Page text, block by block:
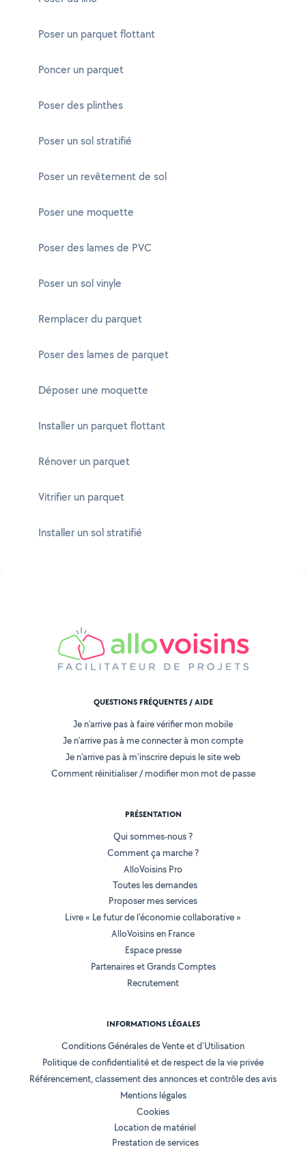
Poser un parquet flottant
Poncer un parquet
Poser des plinthes
Poser un sol stratifié
Poser un revêtement de sol
Poser une moquette
Poser des lames de PVC
Poser un sol vinyle
Remplacer du parquet
Poser des lames de parquet
Déposer une moquette
Installer un parquet flottant
Rénover un parquet
Vitrifier un parquet
Installer un sol stratifié
QUESTIONS FRÉQUENTES / AIDE
Je n'arrive pas à faire vérifier mon mobile
Je n'arrive pas à me connecter à mon compte
Je n'arrive pas à m'inscrire depuis le site web
Comment réinitialiser / modifier mon mot de passe
PRÉSENTATION
Qui sommes-nous ?
Comment ça marche ?
AlloVoisins Pro
Toutes les demandes
Proposer mes services
Livre « Le futur de l'économie collaborative »
AlloVoisins en France
Espace presse
Partenaires et Grands Comptes
Recrutement
INFORMATIONS LÉGALES
Conditions Générales de Vente et d'Utilisation
Politique de confidentialité et de respect de la vie privée
Référencement, classement des annonces et contrôle des avis
Mentions légales
Cookies
Location de matériel
Prestation de services